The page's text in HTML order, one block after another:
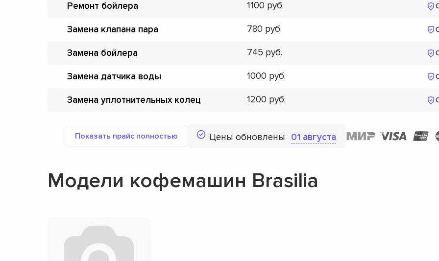
Ремонт бойлера 1100
Замена клапана пара 780
Замена бойлера 745
Замена датчика воды 1000
Замена уплотнительных колец 1200
Показать прайс полностью Цены обновлены 01 августа
Модели кофемашин Brasilia